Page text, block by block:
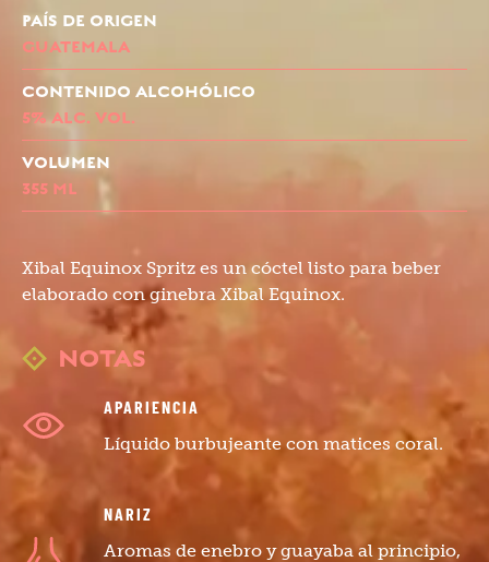
PAÍS DE ORIGEN
GUATEMALA
CONTENIDO ALCOHÓLICO
5% ALC. VOL.
VOLUMEN
355 ML
Xibal Equinox Spritz es un cóctel listo para beber
elaborado con ginebra Xibal Equinox.
NOTAS
APARIENCIA
Líquido burbujeante con matices coral.
NARIZ
Aromas de enebro y guayaba al principio,